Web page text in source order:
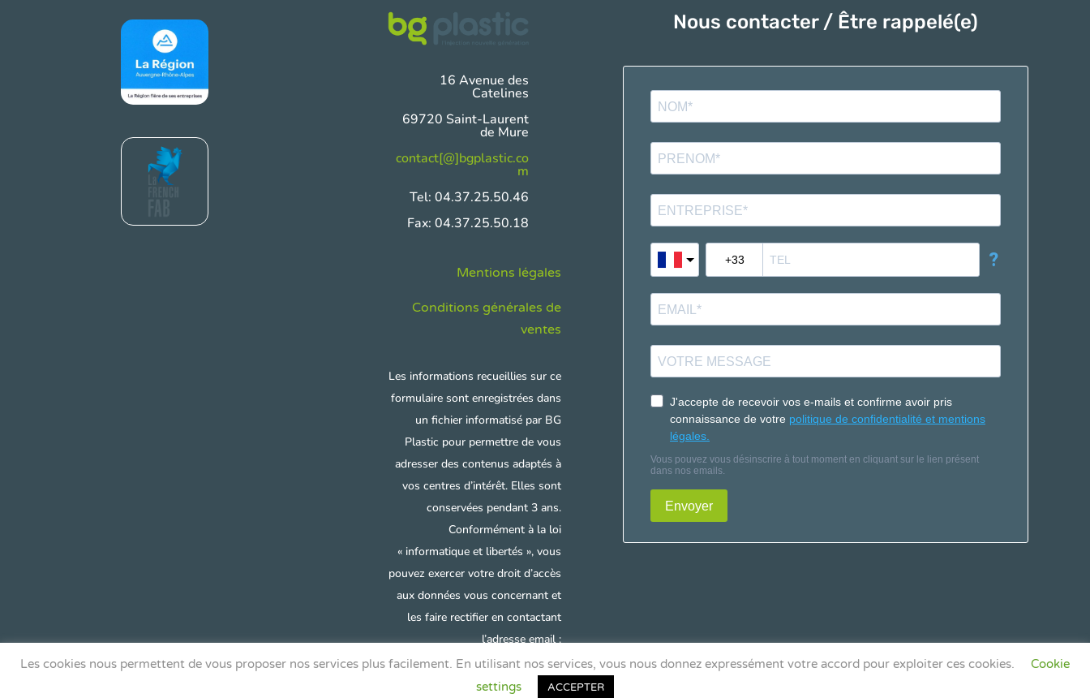
16 Avenue des
Catelines
69720 Saint-Laurent
de Mure
contact[@]bgplastic.co
m
Tel: 04.37.25.50.46
Fax: 04.37.25.50.18
Mentions légales
Conditions générales de
ventes
Les informations recueillies sur ce
formulaire sont enregistrées dans
un fichier informatisé par BG
Plastic pour permettre de vous
adresser des contenus adaptés à
vos centres d’intérêt. Elles sont
conservées pendant 3 ans.
Conformément à la loi
« informatique et libertés », vous
pouvez exercer votre droit d’accès
aux données vous concernant et
les faire rectifier en contactant
l’adresse email :
contact[at]bgplastic.com
Nous contacter / Être rappelé(e)
Les cookies nous permettent de vous proposer nos services plus facilement. En utilisant nos services, vous nous donnez expressément votre accord pour exploiter ces cookies.
Cookie
settings
ACCEPTER